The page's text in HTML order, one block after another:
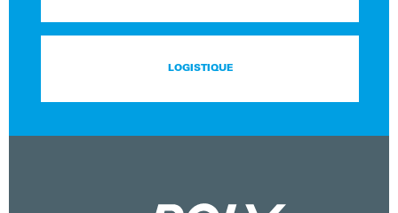
LOGISTIQUE